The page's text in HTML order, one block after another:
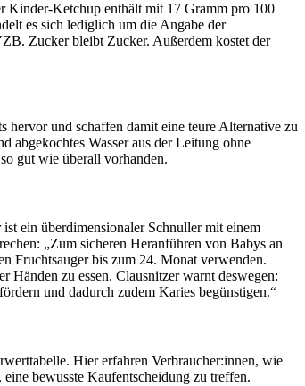
Kinder-Ketchup enthält mit 17 Gramm pro 100
es sich lediglich um die Angabe der
Zucker bleibt Zucker. Außerdem kostet der
und schaffen damit eine teure Alternative zu
abgekochtes Wasser aus der Leitung ohne
gut wie überall vorhanden.
ein überdimensionaler Schnuller mit einem
„Zum sicheren Heranführen von Babys an
Fruchtsauger bis zum 24. Monat verwenden.
zu essen. Clausnitzer warnt deswegen:
und dadurch zudem Karies begünstigen.“
Hier erfahren Verbraucher:innen, wie
bewusste Kaufentscheidung zu treffen.